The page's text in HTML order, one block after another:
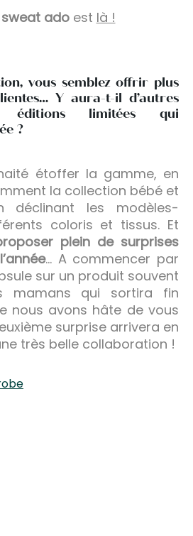
adoest là !
vous semblez offrir plus
Y aura-t-il d’autres
éditions limitées qui
?
étoffer la gamme, en
la collection bébé et
déclinant les modèles-
coloris et tissus. Et
plein de surprises
… A commencer par
sur un produit souvent
mamans qui sortira fin
nous avons hâte de vous
surprise arrivera en
très belle collaboration !